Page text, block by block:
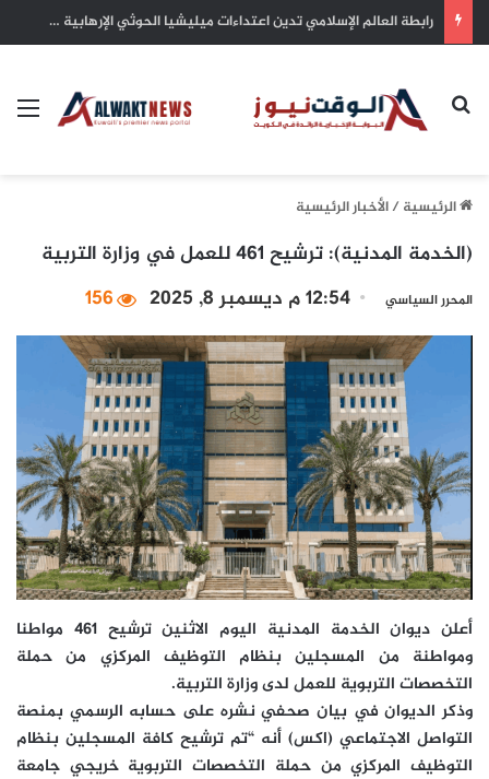
سمو أمير البلاد يهنئ رئيس كوت ديفوار بذكرى الاستقلال لبلاده
بحث عن
الرئيسية/الأخبار الرئيسية
(الخدمة المدنية): ترشيح 461 للعمل في وزارة التربية
المحرر السياسي 12:54 م ديسمبر 8, 2025 156
أعلن ديوان الخدمة المدنية اليوم الاثنين ترشيح 461 مواطنا
ومواطنة من المسجلين بنظام التوظيف المركزي من حملة
التخصصات التربوية للعمل لدى وزارة التربية.
وذكر الديوان في بيان صحفي نشره على حسابه الرسمي بمنصة
التواصل الاجتماعي (اكس) أنه “تم ترشيح كافة المسجلين بنظام
التوظيف المركزي من حملة التخصصات التربوية خريجي جامعة